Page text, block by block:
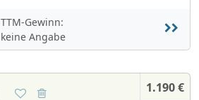
TTM-Gewinn:
keine Angabe
1.190 €